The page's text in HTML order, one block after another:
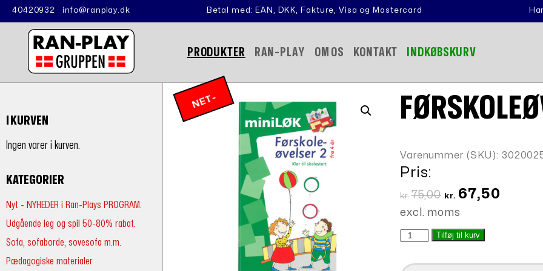
40420932 info@ranplay.dk Betal med: EAN, DKK, Fakture, Visa og Mastercard
PRODUKTER RAN-PLAY OM OS KONTAKT INDKØBSKURV
I KURVEN
Ingen varer i kurven.
KATEGORIER
Nyt - NYHEDER i Ran-Plays PROGRAM.
Udgående leg og spil 50-80% rabat.
Sofa, sofaborde, sovesofa m.m.
Pædagogiske materialer
N
E
T
-
P
RI
Varenummer (SKU):
Pris:
kr. 75,00
Den
var:
kr. 67,50
excl. moms
Førskoleøvelser
Tilføj til kurv